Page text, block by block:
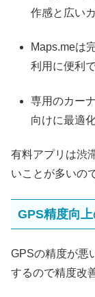
作感と広い
Maps.meは
利用に便利で
専用のカー
向けに最適
有料アプリは渋
いことが多いの
GPS精度向
GPSの精度が悪
するので精度改